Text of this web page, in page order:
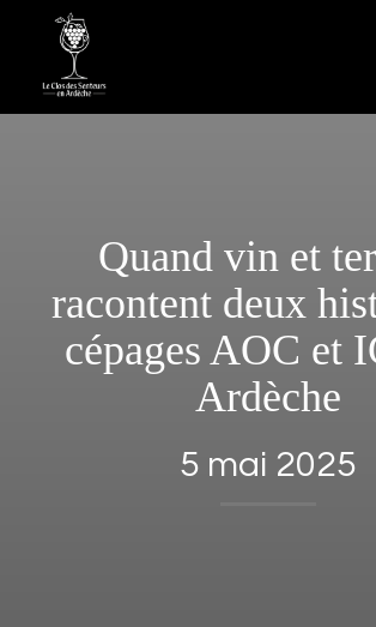
ARTICLES
Quand vin et
racontent deux
cépages AOC et
Ardèche
5 mai 2025